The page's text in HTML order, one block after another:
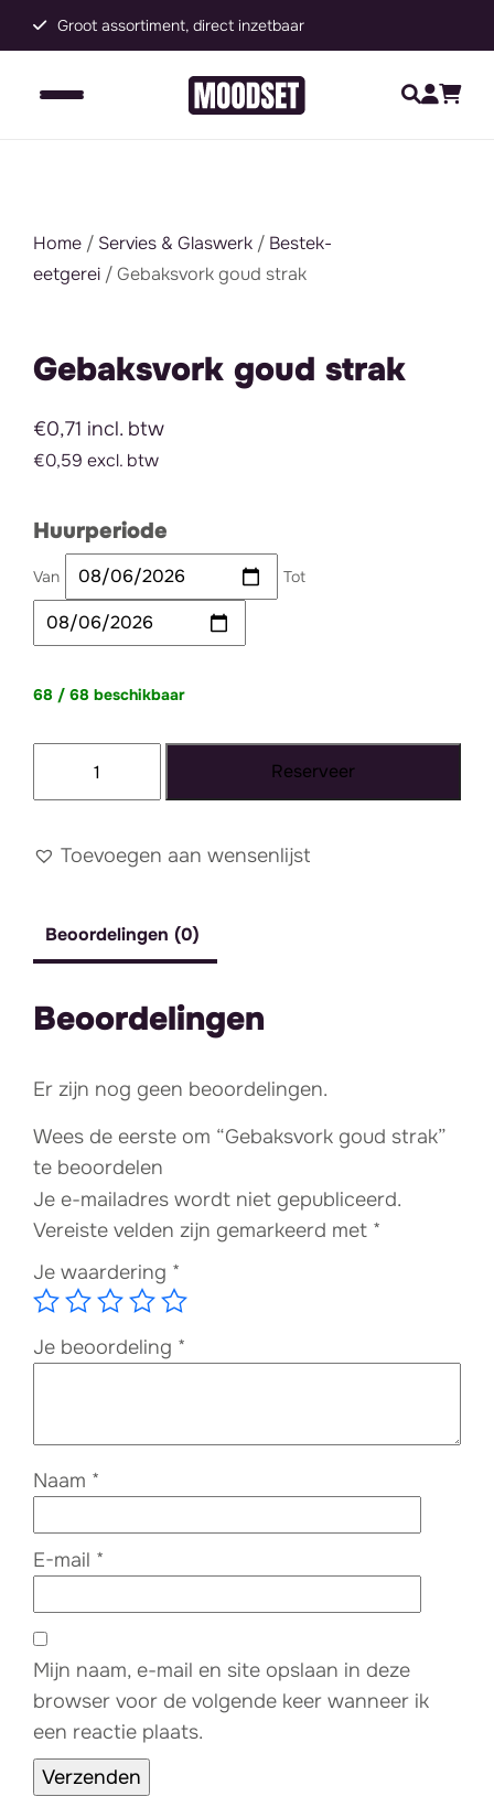
Groot assortiment, direct inzetbaar
Home / Servies & Glaswerk / Bestek-
eetgerei / Gebaksvork goud strak
Gebaksvork goud strak
€0,71 incl. btw
€0,59 excl. btw
Huurperiode
Van Tot
68 / 68 beschikbaar
aantal
Reserveer
Toevoegen aan wensenlijst
Beoordelingen (0)
Beoordelingen
Er zijn nog geen beoordelingen.
Wees de eerste om “Gebaksvork goud strak”
te beoordelen
Je e-mailadres wordt niet gepubliceerd.
Vereiste velden zijn gemarkeerd met *
Je waardering *
Je beoordeling *
Naam *
E-mail *
Mijn naam, e-mail en site opslaan in deze
browser voor de volgende keer wanneer ik
een reactie plaats.